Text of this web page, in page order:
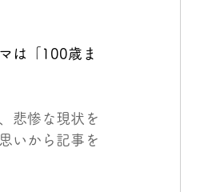
は「100歳ま
悲惨な現状を
いから記事を